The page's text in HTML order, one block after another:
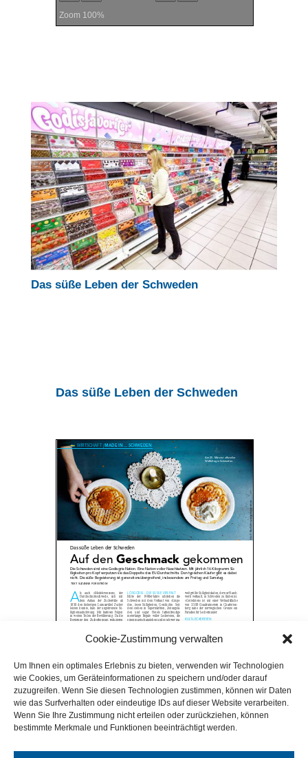
Cookie-Zustimmung verwalten
Um Ihnen ein optimales Erlebnis zu bieten, verwenden wir Technologien
wie Cookies, um Geräteinformationen zu speichern und/oder darauf
zuzugreifen. Wenn Sie diesen Technologien zustimmen, können wir Daten
wie das Surfverhalten oder eindeutige IDs auf dieser Website verarbeiten.
Wenn Sie Ihre Zustimmung nicht erteilen oder zurückziehen, können
bestimmte Merkmale und Funktionen beeinträchtigt werden.
Zoom 100%
Das süße Leben der Schweden
Das süße Leben der Schweden
Page1/2
Zoom100%